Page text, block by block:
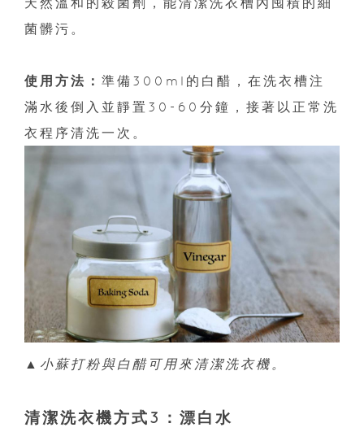
菌髒污。
使用方法： 準備300ml的白醋，在洗衣槽注
滿水後倒入並靜置30-60分鐘，接著以正常洗
衣程序清洗一次。
▲小蘇打粉與白醋可用來清潔洗衣機。
清潔洗衣機方式3：漂白水